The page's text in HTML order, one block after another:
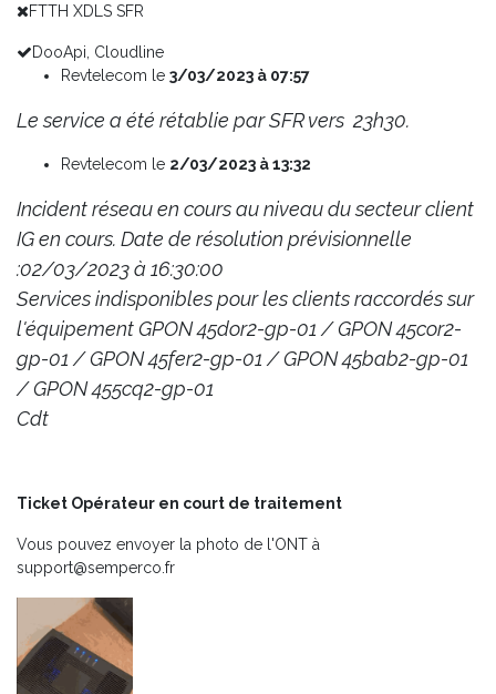
FTTH XDLS SFR
DooApi, Cloudline
Revtelecom le 3/03/2023 à 07:57
Le service a été rétablie par SFR vers 23h30.
Revtelecom le 2/03/2023 à 13:32
Incident réseau en cours au niveau du secteur client
IG en cours. Date de résolution prévisionnelle
:02/03/2023 à 16:30:00
Services indisponibles pour les clients raccordés sur
l'équipement GPON 45dor2-gp-01 / GPON 45cor2-
gp-01 / GPON 45fer2-gp-01 / GPON 45bab2-gp-01
/ GPON 455cq2-gp-01
Cdt
Ticket Opérateur en court de traitement
Vous pouvez envoyer la photo de l'ONT à
support@semperco.fr